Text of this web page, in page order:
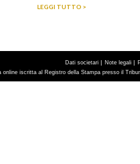
LEGGI TUTTO >
Dati societari | Note legali |
iscritta al Registro della Stampa presso il